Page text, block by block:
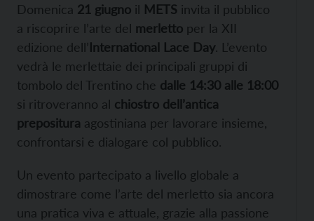
Domenica 21 giugno il METS invita il pubblico
a riscoprire l’arte del merletto per la XII
edizione dell’International Lace Day. L’evento
vedrà le merlettaie dei principali gruppi di
tombolo del Trentino che dalle 14:30 alle 18:00
si ritroveranno al chiostro dell’antica
prepositura agostiniana per lavorare insieme,
confrontarsi e dialogare col pubblico.
Un evento partecipato a livello globale a
dimostrare come l’arte del merletto sia ancora
una pratica viva e attuale, grazie alla passione